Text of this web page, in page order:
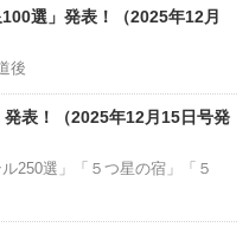
Channel
選」発表！（2025年12月
後
表！（2025年12月15日号発
250選」「５つ星の宿」「５